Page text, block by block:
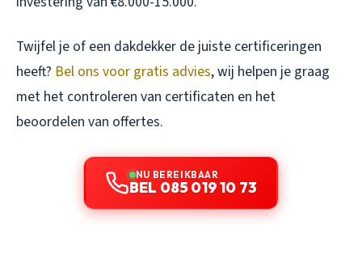
Twijfel je of een dakdekker de juiste certificeringen
heeft? Bel ons voor gratis advies, wij helpen je graag
met het controleren van certificaten en het
beoordelen van offertes.
NU BEREIKBAAR
BEL 085 019 10 73